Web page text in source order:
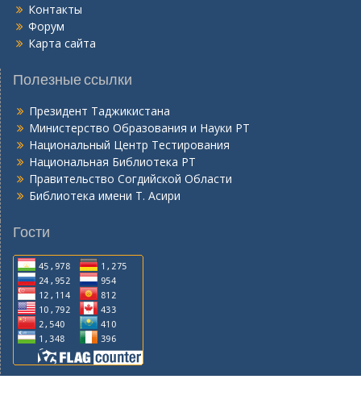
Контакты
Форум
Карта сайта
Полезные ссылки
Президент Таджикистана
Министерство Образования и Науки РТ
Национальный Центр Тестирования
Национальная Библиотека РТ
Правительство Согдийской Области
Библиотека имени Т. Асири
Гости